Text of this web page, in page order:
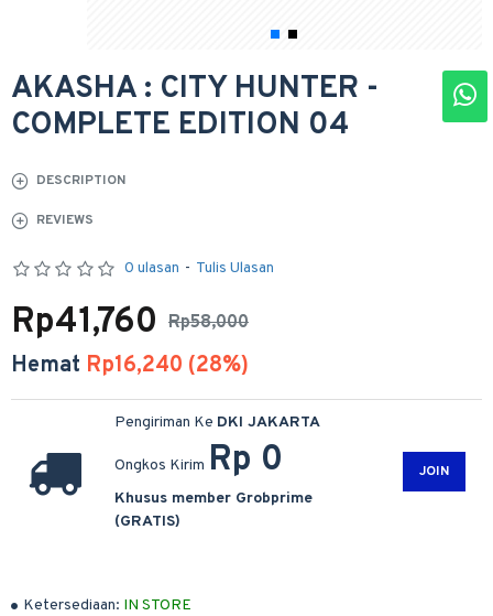
AKASHA : CITY HUNTER -
COMPLETE EDITION 04
DESCRIPTION
REVIEWS
Ketersediaan: IN STORE
0 ulasan - Tulis Ulasan
Rp58,000
Rp41,760
Hemat Rp16,240 (28%)
Pengiriman Ke DKI JAKARTA
Ongkos Kirim Rp 0
Khusus member Grobprime
(GRATIS)
JOIN